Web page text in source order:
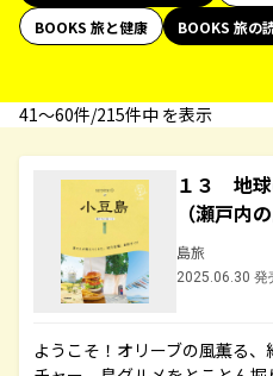
BOOKS 旅と健康
BOOKS 旅の
41〜60件/215件中 を表示
１３ 地
（瀬戸
島旅
2025.06.30 発
ようこそ！オリーブの風薫る